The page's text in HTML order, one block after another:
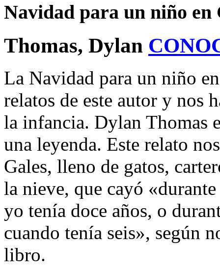
Navidad para un niño
Thomas, Dylan
La Navidad para un niño
relatos de este autor y nos
la infancia. Dylan Thomas
una leyenda. Este relato
Gales, lleno de gatos,
la nieve, que cayó
yo tenía doce años, o
cuando tenía seis», según
libro.